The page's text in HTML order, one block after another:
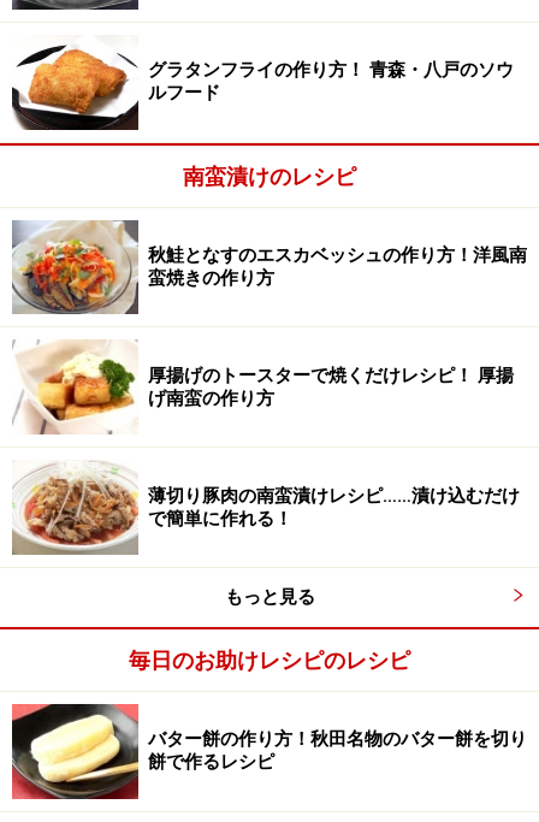
1
さつまいもを加熱
さつまいもは1cmの輪切りにし、水にさらして水気を切
る。耐熱容器に入れてラップをし、電子レンジ
（600W）で3分ほど加熱して柔らかくする。
竹串がスーッと通るくらいのやわらかさ
2
ナスを加熱
ナスを幅1.5cmの輪切りにし、水に放してアク抜きして
グラタンフライの作り方！ 青森・八戸のソウ
ルフード
南蛮漬けのレシピ
秋鮭となすのエスカベッシュの作り方！洋風南
蛮焼きの作り方
厚揚げのトースターで焼くだけレシピ！ 厚揚
げ南蛮の作り方
薄切り豚肉の南蛮漬けレシピ……漬け込むだけ
で簡単に作れる！
もっと見る
毎日のお助けレシピのレシピ
バター餅の作り方！秋田名物のバター餅を切り
餅で作るレシピ